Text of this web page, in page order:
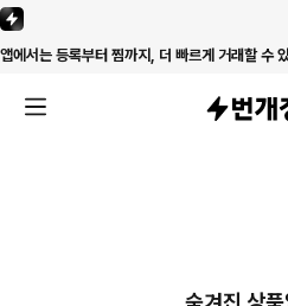
앱에서는 등록부터 찜까지, 더 빠르게 거래할 수